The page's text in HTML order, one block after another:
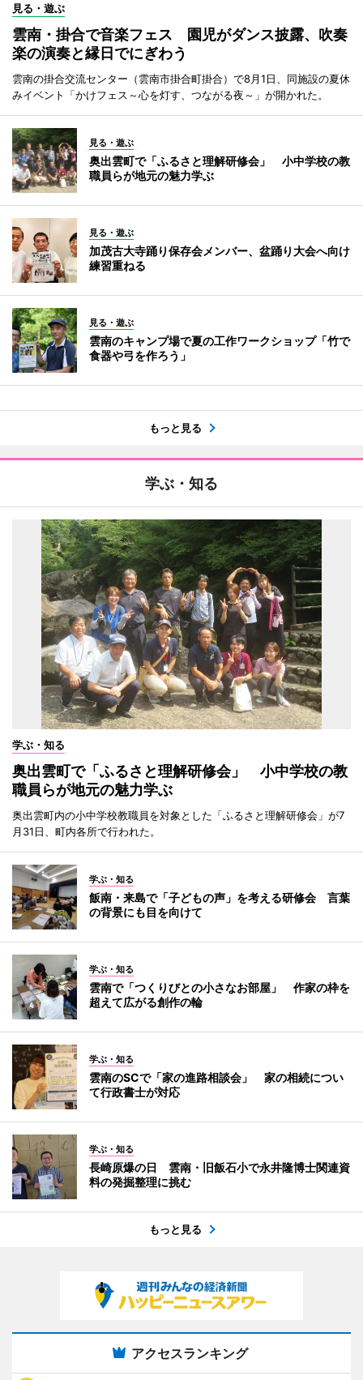
見る・遊ぶ
雲南・掛合で音楽フェス 園児がダンス披露、吹奏
楽の演奏と縁日でにぎわう
雲南の掛合交流センター（雲南市掛合町掛合）で8月1日、同施設の夏休
みイベント「かけフェス～心を灯す、つながる夜～」が開かれた。
見る・遊ぶ
奥出雲町で「ふるさと理解研修会」 小中学校の教
職員らが地元の魅力学ぶ
見る・遊ぶ
加茂古大寺踊り保存会メンバー、盆踊り大会へ向け
練習重ねる
見る・遊ぶ
雲南のキャンプ場で夏の工作ワークショップ「竹で
食器や弓を作ろう」
もっと見る
学ぶ・知る
学ぶ・知る
奥出雲町で「ふるさと理解研修会」 小中学校の教
職員らが地元の魅力学ぶ
奥出雲町内の小中学校教職員を対象とした「ふるさと理解研修会」が7
月31日、町内各所で行われた。
学ぶ・知る
飯南・来島で「子どもの声」を考える研修会 言葉
の背景にも目を向けて
学ぶ・知る
雲南で「つくりびとの小さなお部屋」 作家の枠を
超えて広がる創作の輪
学ぶ・知る
雲南のSCで「家の進路相談会」 家の相続につい
て行政書士が対応
学ぶ・知る
長崎原爆の日 雲南・旧飯石小で永井隆博士関連資
料の発掘整理に挑む
もっと見る
アクセスランキング